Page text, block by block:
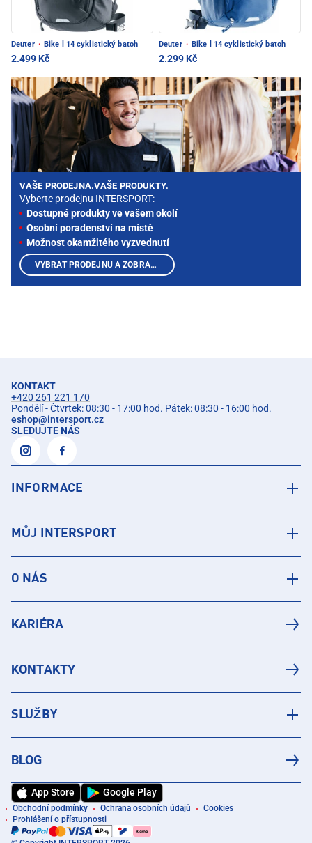
Deuter · Bike l 14 cyklistický batoh
2.499 Kč
Deuter · Bike l 14 cyklistický batoh
2.299 Kč
VAŠE PRODEJNA.VAŠE PRODUKTY.
Vyberte prodejnu INTERSPORT:
Dostupné produkty ve vašem okolí
Osobní poradenství na místě
Možnost okamžitého vyzvednutí
VYBRAT PRODEJNU A ZOBRAZIT PRODUKTY
KONTAKT
+420 261 221 170
Pondělí - Čtvrtek: 08:30 - 17:00 hod. Pátek: 08:30 - 16:00 hod.
eshop@intersport.cz
SLEDUJTE NÁS
INFORMACE
MŮJ INTERSPORT
O NÁS
KARIÉRA
KONTAKTY
SLUŽBY
BLOG
App Store Google Play
Obchodní podmínky Ochrana osobních údajů
Cookies
Prohlášení o přístupnosti